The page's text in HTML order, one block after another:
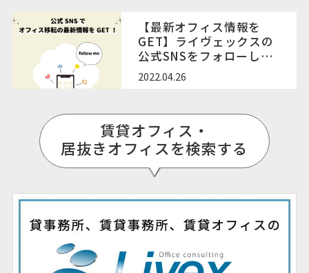
【最新オフィス情報を
GET】ライヴェックスの
公式SNSをフォローしよ
う！
2022.04.26
賃貸オフィス・
居抜きオフィスを検索する